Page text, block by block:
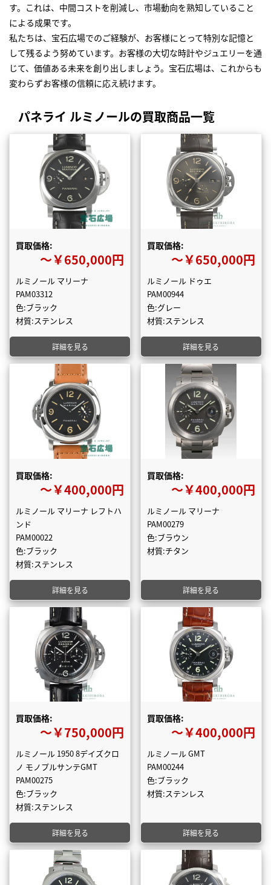
す。これは、中間コストを削減し、市場動向を熟知していること
による成果です。
私たちは、宝石広場でのご経験が、お客様にとって特別な記憶と
して残るよう努めています。お客様の大切な時計やジュエリーを通
じて、価値ある未来を創り出しましょう。宝石広場は、これからも
変わらずお客様の信頼に応え続けます。
パネライ ルミノールの買取商品一覧
買取価格:
〜￥650,000円
ルミノール マリーナ
PAM03312
色:ブラック
材質:ステンレス
詳細を見る
買取価格:
〜￥650,000円
ルミノール ドゥエ
PAM00944
色:グレー
材質:ステンレス
詳細を見る
買取価格:
〜￥400,000円
ルミノール マリーナ レフトハ
ンド
PAM00022
色:ブラック
材質:ステンレス
詳細を見る
買取価格:
〜￥400,000円
ルミノール マリーナ
PAM00279
色:ブラウン
材質:チタン
詳細を見る
買取価格:
〜￥750,000円
ルミノール 1950 8デイズクロ
ノ モノプルサンテGMT
PAM00275
色:ブラック
材質:ステンレス
詳細を見る
買取価格:
〜￥400,000円
ルミノール GMT
PAM00244
色:ブラック
材質:ステンレス
詳細を見る